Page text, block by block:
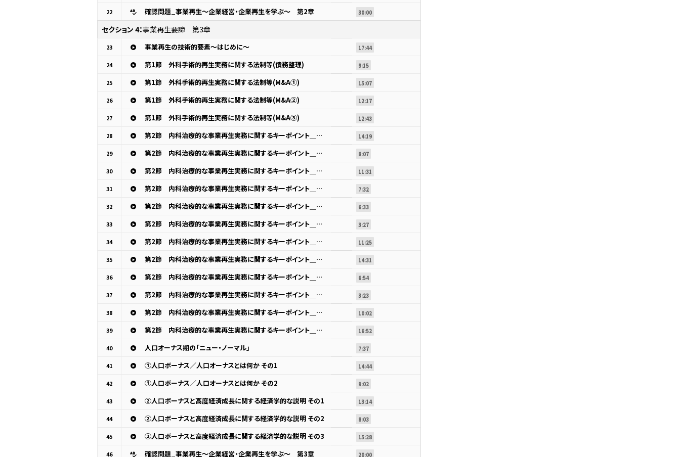
22 確認問題_事業再生～企業経営・企業再生を学ぶ～ 第2章 30:00
セクション 4：事業再生要諦 第3章
23 事業再生の技術的要素～はじめに～ 17:44
24 第1節 外科手術的再生実務に関する法制等(債務整理) 9:15
25 第1節 外科手術的再生実務に関する法制等(M&A①) 15:07
26 第1節 外科手術的再生実務に関する法制等(M&A②) 12:17
27 第1節 外科手術的再生実務に関する法制等(M&A③) 12:43
28 第2節 内科治療的な事業再生実務に関するキーポイント＿エピソード1 14:19
29 第2節 内科治療的な事業再生実務に関するキーポイント＿エピソード２~4 8:07
30 第2節 内科治療的な事業再生実務に関するキーポイント＿エピソード4～6 11:31
31 第2節 内科治療的な事業再生実務に関するキーポイント＿エピソード7 7:32
32 第2節 内科治療的な事業再生実務に関するキーポイント＿エピソード8 6:33
33 第2節 内科治療的な事業再生実務に関するキーポイント＿エピソード9 3:27
34 第2節 内科治療的な事業再生実務に関するキーポイント＿エピソード１0 11:25
35 第2節 内科治療的な事業再生実務に関するキーポイント＿エピソード１1 14:31
36 第2節 内科治療的な事業再生実務に関するキーポイント＿エピソード１2 6:54
37 第2節 内科治療的な事業再生実務に関するキーポイント＿エピソード１3 3:23
38 第2節 内科治療的な事業再生実務に関するキーポイント＿エピソード１4 10:02
39 第2節 内科治療的な事業再生実務に関するキーポイント＿エピソード１５ 16:52
40 人口オーナス期の「ニュー・ノーマル」 7:37
41 ①人口ボーナス／人口オーナスとは何か その1 14:44
42 ①人口ボーナス／人口オーナスとは何か その2 9:02
43 ②人口ボーナスと高度経済成長に関する経済学的な説明 その1 13:14
44 ②人口ボーナスと高度経済成長に関する経済学的な説明 その2 8:03
45 ②人口ボーナスと高度経済成長に関する経済学的な説明 その3 15:28
46 確認問題_事業再生～企業経営・企業再生を学ぶ～ 第3章 20:00